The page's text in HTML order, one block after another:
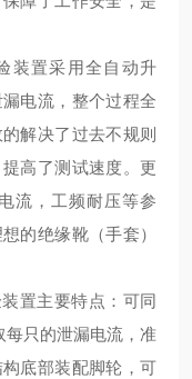
置采用全自动升
电流，整个过程全
解决了过去不规则
高了测试速度。更
流，工频耐压等参
的绝缘靴（手套）
置主要特点：可同
每只的泄漏电流，准
底部装配脚轮，可